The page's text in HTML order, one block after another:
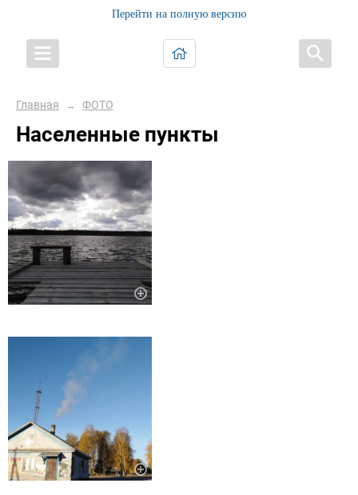
Перейти на полную версию
Главная → ФОТО
Населенные пункты